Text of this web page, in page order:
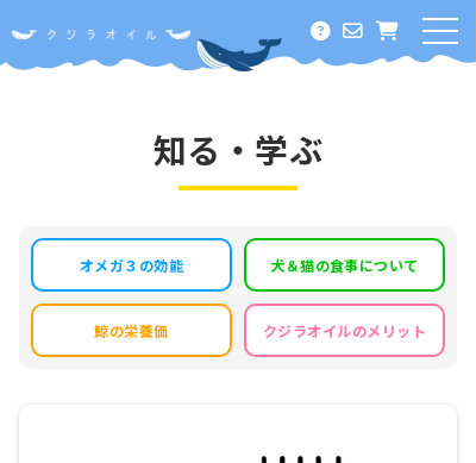
ホーム
クジラオイルに期待できること
酸化に負けない！その秘密
料金・定期コース
知る・学ぶ
オメガ３の効能 犬＆猫の食事について
鯨の栄養価 クジラオイルのメリット